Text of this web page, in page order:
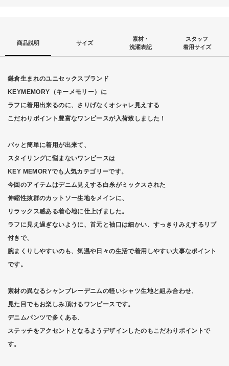
商品説明 サイズ
素材・
洗濯表記
スタッフ
着用サイズ
鎌倉生まれのユニセックスブランド
KEYMEMORY（キーメモリー）に
ラフに着用出来るのに、さりげなくオシャレ見えする
こだわりポイント豊富なワンピースが入荷致しました！
パッと簡単に着用が出来て、
スタイリングに悩まないワンピースは
KEY MEMORYでも人気カテゴリーです。
今回のアイテムはデニム見えする白糸がミックスされた
伸縮性抜群のカットソー生地をメインに、
リラックス感ある着心地に仕上げました。
ラフに見え過ぎないように、首元と袖口は細かい、すっきりみえするリブ
付きで、
腕まくりしやすいのも、気温や日々の生活で着用しやすい大事なポイント
です。
素材の異なるシャンブレーデニムの軽いシャツ生地と組み合わせ、
見た目でもお楽しみ頂けるワンピースです。
デニムパンツで多くある、
ステッチをアクセントとなるようデザインしたのもこだわりポイントで
す。